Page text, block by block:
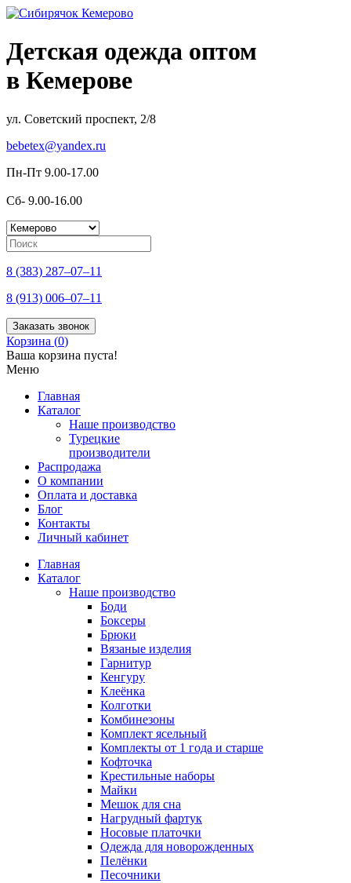
Детская одежда оптом
в Кемерове
ул. Советский проспект, 2/8
bebetex@yandex.ru
Пн-Пт 9.00-17.00
Сб- 9.00-16.00
8 (383) 287–07–11
8 (913) 006–07–11
Заказать звонок
Корзина (0)
Ваша корзина пуста!
Меню
Главная
Каталог
Наше производство
Турецкие
производители
Распродажа
О компании
Оплата и доставка
Блог
Контакты
Личный кабинет
Главная
Каталог
Наше производство
Боди
Боксеры
Брюки
Вязаные изделия
Гарнитур
Кенгуру
Клеёнка
Колготки
Комбинезоны
Комплект ясельный
Комплекты от 1 года и старше
Кофточка
Крестильные наборы
Майки
Мешок для сна
Нагрудный фартук
Носовые платочки
Одежда для новорожденных
Пелёнки
Песочники